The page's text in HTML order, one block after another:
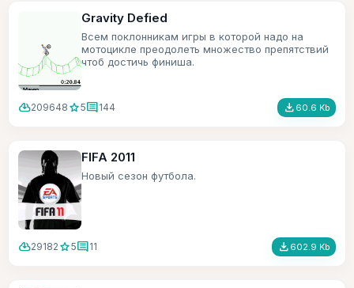
Gravity Defied
Всем поклонникам игры в которой надо на
мотоцикле преодолеть множество препятствий
чтоб достичь финиша.
cloud_download209648 star5comment144 file_download 60.6 Kb
FIFA 2011
Новый сезон футбола.
cloud_download29182 star5comment11 file_download 602.9 Kb